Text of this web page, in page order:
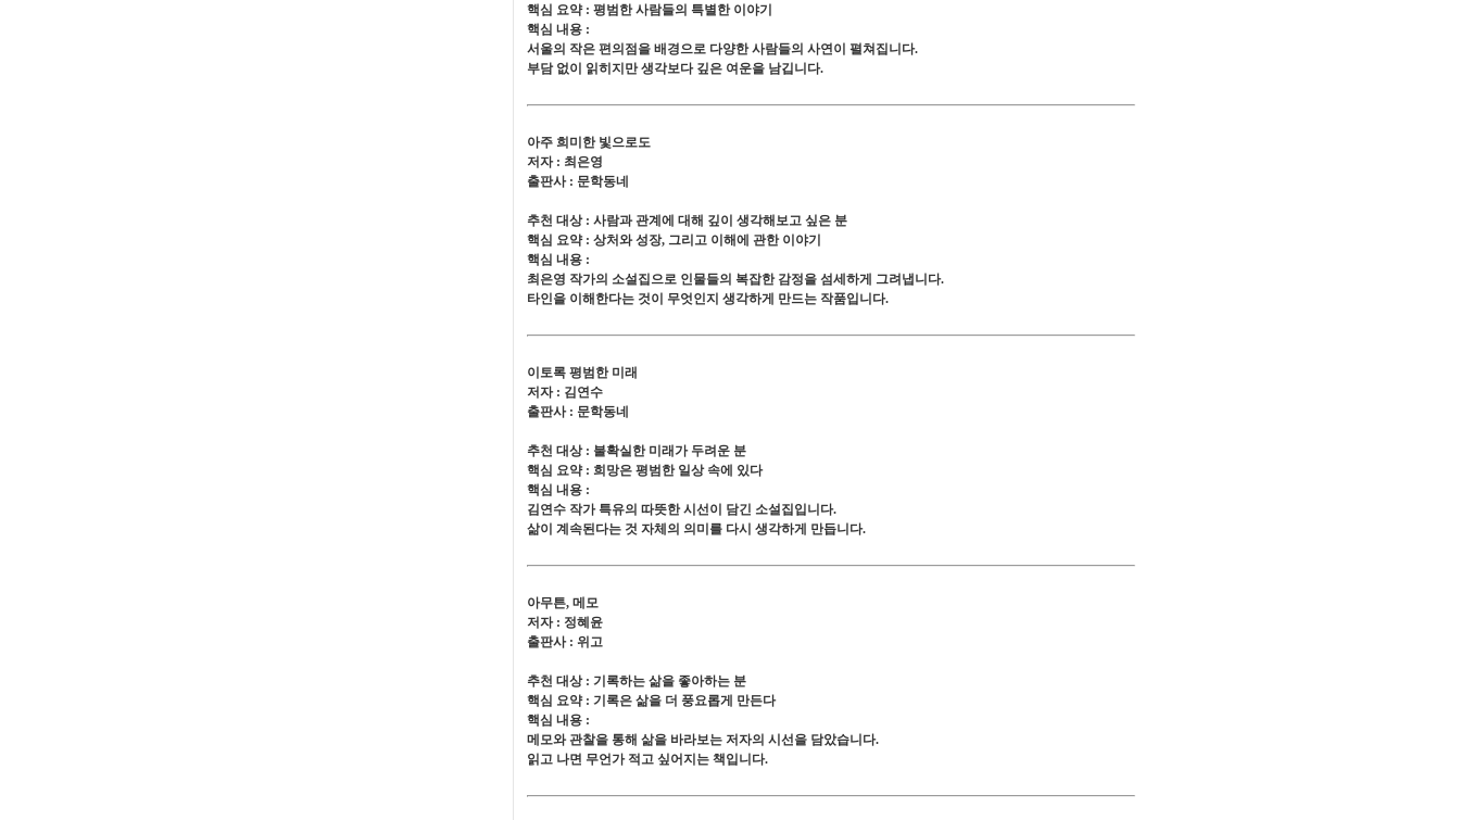
핵심 요약 : 평범한 사람들의 특별한 이야기
핵심 내용 :
서울의 작은 편의점을 배경으로 다양한 사람들의 사연이 펼쳐집니다.
부담 없이 읽히지만 생각보다 깊은 여운을 남깁니다.
아주 희미한 빛으로도
저자 : 최은영
출판사 : 문학동네
추천 대상 : 사람과 관계에 대해 깊이 생각해보고 싶은 분
핵심 요약 : 상처와 성장, 그리고 이해에 관한 이야기
핵심 내용 :
최은영 작가의 소설집으로 인물들의 복잡한 감정을 섬세하게 그려냅니다.
타인을 이해한다는 것이 무엇인지 생각하게 만드는 작품입니다.
이토록 평범한 미래
저자 : 김연수
출판사 : 문학동네
추천 대상 : 불확실한 미래가 두려운 분
핵심 요약 : 희망은 평범한 일상 속에 있다
핵심 내용 :
김연수 작가 특유의 따뜻한 시선이 담긴 소설집입니다.
삶이 계속된다는 것 자체의 의미를 다시 생각하게 만듭니다.
아무튼, 메모
저자 : 정혜윤
출판사 : 위고
추천 대상 : 기록하는 삶을 좋아하는 분
핵심 요약 : 기록은 삶을 더 풍요롭게 만든다
핵심 내용 :
메모와 관찰을 통해 삶을 바라보는 저자의 시선을 담았습니다.
읽고 나면 무언가 적고 싶어지는 책입니다.